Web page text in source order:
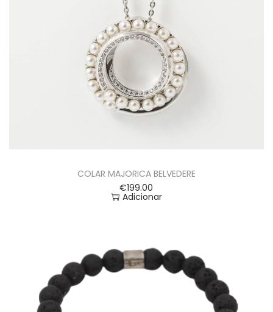
COLAR MAJORICA BELVEDERE
€199.00
Adicionar